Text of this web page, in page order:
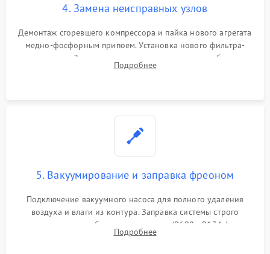
4. Замена неисправных узлов
Демонтаж сгоревшего компрессора и пайка нового агрегата
медно-фосфорным припоем. Установка нового фильтра-
осушителя. Замена изношенных вентиляторов обдува,
сломанных заслонок или поврежденных дверных петель.
Подробнее
5. Вакуумирование и заправка фреоном
Подключение вакуумного насоса для полного удаления
воздуха и влаги из контура. Заправка системы строго
дозированным объемом хладагента (R600a, R134a) по
электронным весам. Контроль рабочего давления в системе.
Подробнее